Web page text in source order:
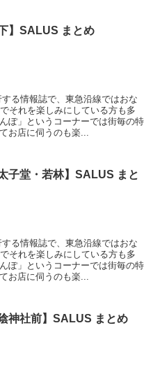
下】SALUS まとめ
る情報誌で、東急沿線ではおな
それを楽しみにしている方も多
ぽ」というコーナーでは街毎の特
お店に伺うのも楽...
太子堂・若林】SALUS まと
る情報誌で、東急沿線ではおな
それを楽しみにしている方も多
ぽ」というコーナーでは街毎の特
お店に伺うのも楽...
陰神社前】SALUS まとめ